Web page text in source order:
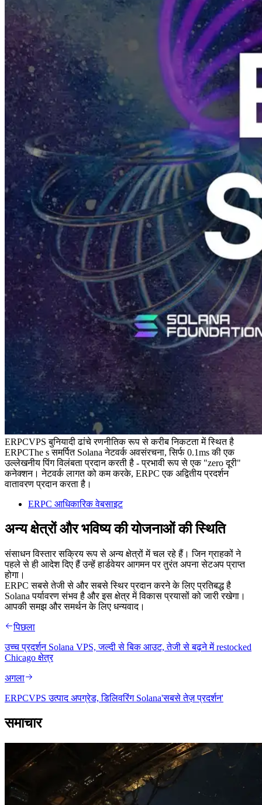
ERPCVPS बुनियादी ढांचे रणनीतिक रूप से करीब निकटता में स्थित है
ERPCThe s समर्पित Solana नेटवर्क अवसंरचना, सिर्फ 0.1ms की एक
उल्लेखनीय पिंग विलंबता प्रदान करती है - प्रभावी रूप से एक "zero दूरी"
कनेक्शन। नेटवर्क लागत को कम करके, ERPC एक अद्वितीय प्रदर्शन
वातावरण प्रदान करता है।
ERPC आधिकारिक वेबसाइट
अन्य क्षेत्रों और भविष्य की योजनाओं की स्थिति
संसाधन विस्तार सक्रिय रूप से अन्य क्षेत्रों में चल रहे हैं। जिन ग्राहकों ने
पहले से ही आदेश दिए हैं उन्हें हार्डवेयर आगमन पर तुरंत अपना सेटअप प्राप्त
होगा।
ERPC सबसे तेजी से और सबसे स्थिर प्रदान करने के लिए प्रतिबद्ध है
Solana पर्यावरण संभव है और इस क्षेत्र में विकास प्रयासों को जारी रखेगा।
आपकी समझ और समर्थन के लिए धन्यवाद।
पिछला
उच्च प्रदर्शन Solana VPS, जल्दी से बिक आउट, तेजी से बढ़ने में restocked
Chicago क्षेत्र
अगला
ERPCVPS उत्पाद अपग्रेड, डिलिवरिंग Solana'सबसे तेज़ प्रदर्शन'
समाचार